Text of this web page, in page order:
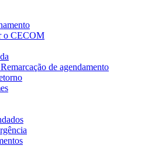
o CECOM
de agendamento